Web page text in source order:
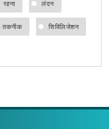
रहना लंदन
तकनीक सिविलिजेशन